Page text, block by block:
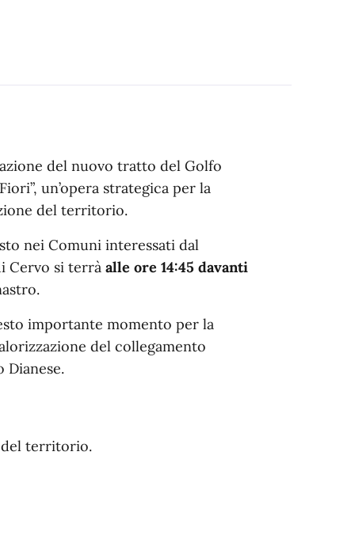
del nuovo tratto del Golfo
un’opera strategica per la
del territorio.
nei Comuni interessati dal
Cervo si terrà alle ore 14:45 davanti
importante momento per la
del collegamento
Dianese.
territorio.